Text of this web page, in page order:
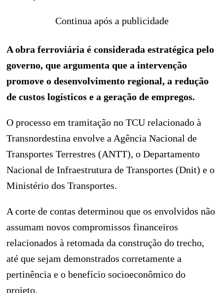
Continua após a publicidade
A obra ferroviária é considerada estratégica pelo
governo, que argumenta que a intervenção
promove o desenvolvimento regional, a redução
de custos logísticos e a geração de empregos.
O processo em tramitação no TCU relacionado à
Transnordestina envolve a Agência Nacional de
Transportes Terrestres (ANTT), o Departamento
Nacional de Infraestrutura de Transportes (Dnit) e o
Ministério dos Transportes.
A corte de contas determinou que os envolvidos não
assumam novos compromissos financeiros
relacionados à retomada da construção do trecho,
até que sejam demonstrados corretamente a
pertinência e o benefício socioeconômico do
projeto.